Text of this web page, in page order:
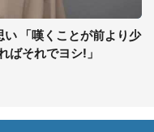
「嘆くことが前より少
ばそれでヨシ!」